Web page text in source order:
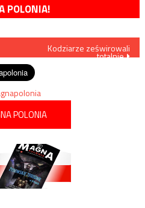
POLONIA!
Kodziarze ześwirowali
totalnie
POLONIA